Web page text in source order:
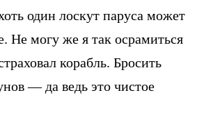
один лоскут паруса может
Не могу же я так осрамиться
корабль. Бросить
— да ведь это чистое